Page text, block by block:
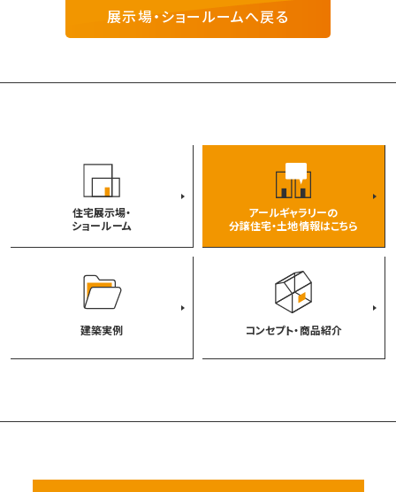
・当社と個人情報に関する機密保持契約を締結してい
る業務委託先会社に対して、業務の達成に必要な範囲
・統計的なデータとして、お客様個人を識別できない状
当社は、お客様の個人情報をできるだけ正確かつ最新
の内容で管理します。お客様からお申し出があったとき
は、登録情報の開示を行います。
また、内容が正確でないなどのお申し出があったとき
は、その内容を確認し必要に応じて登録情報の追加・変
更・訂正または削除等を行います。詳細に関しては、この
記述の下方にある問い合わせ先へご連絡ください。
●個人情報のセキュリティについて
展示場・ショールームへ戻る
住宅展示場・
ショールーム
アールギャラリーの
分譲住宅・土地情報はこちら
建築実例 コンセプト・商品紹介